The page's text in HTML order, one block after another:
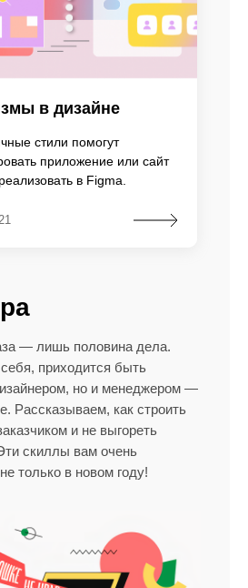
в дизайне
стили помогут
приложение или сайт
в Figma.
— лишь половина дела.
приходится быть
но и менеджером —
Рассказываем, как строить
и не выгореть
скиллы вам очень
только в новом году!